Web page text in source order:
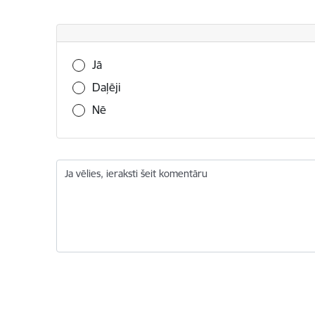
Vai šī informācija bija noderīga?
Jā
Daļēji
Nē
Ja vēlies, ieraksti šeit komentāru